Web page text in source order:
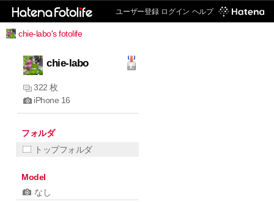
ユーザー登録 ログイン ヘルプ
chie-labo's fotolife
chie-labo
322 枚
iPhone 16
フォルダ
トップフォルダ
Model
なし